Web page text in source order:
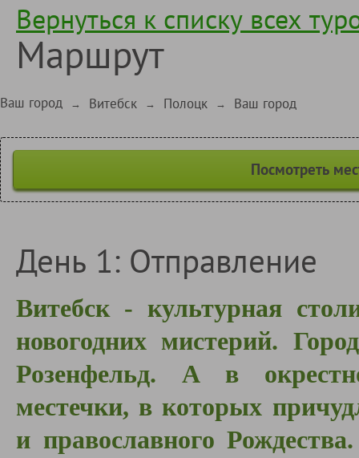
Вернуться к списку всех
Маршрут
Ваш город → Витебск → Полоцк → Ваш город
Посмотреть
День 1: Отправление
Витебск - культурная
новогодних мистерий.
Розенфельд. А в
местечки, в которых
и православного